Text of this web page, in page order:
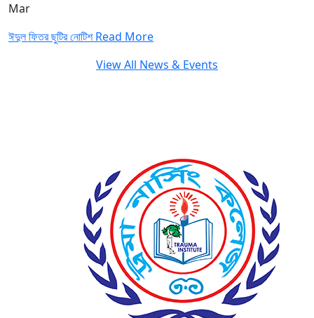
Mar
ঈদুল ফিতর ছুটির নোটিশRead More
View All News & Events